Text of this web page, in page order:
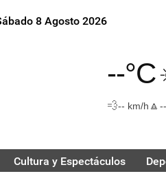
8 Agosto 2026
--°C
💨-- km/h 🔼
Cultura y Espectáculos